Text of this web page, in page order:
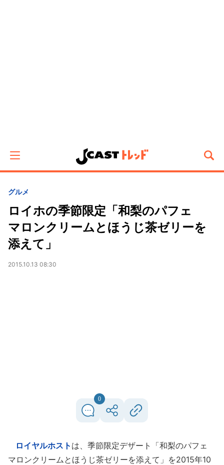
グルメ
ロイホの季節限定「和梨のパフェ
マロンクリームとほうじ茶ゼリーを
添えて」
2015.10.13 08:30
0
ロイヤルホスト は、季節限定デザート「和梨のパフェ
マロンクリームとほうじ茶ゼリーを添えて」を2015年10